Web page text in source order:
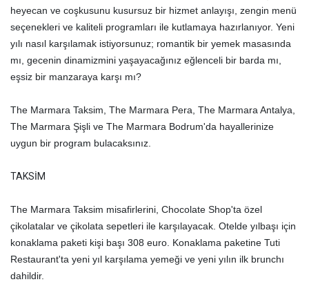
heyecan ve coşkusunu kusursuz bir hizmet anlayışı, zengin menü
seçenekleri ve kaliteli programları ile kutlamaya hazırlanıyor. Yeni
yılı nasıl karşılamak istiyorsunuz; romantik bir yemek masasında
mı, gecenin dinamizmini yaşayacağınız eğlenceli bir barda mı,
eşsiz bir manzaraya karşı mı?
The Marmara Taksim, The Marmara Pera, The Marmara Antalya,
The Marmara Şişli ve The Marmara Bodrum'da hayallerinize
uygun bir program bulacaksınız.
TAKSİM
The Marmara Taksim misafirlerini, Chocolate Shop'ta özel
çikolatalar ve çikolata sepetleri ile karşılayacak. Otelde yılbaşı için
konaklama paketi kişi başı 308 euro. Konaklama paketine Tuti
Restaurant'ta yeni yıl karşılama yemeği ve yeni yılın ilk brunchı
dahildir.